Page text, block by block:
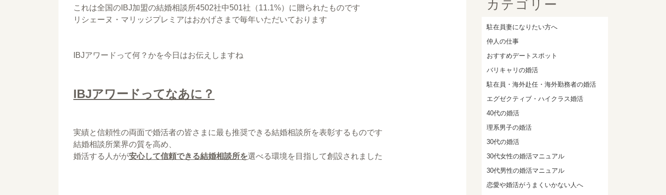
これは全国のIBJ加盟の結婚相談所4502社中501社（11.1%）に贈られたものです
リシェーヌ・マリッジプレミアはおかげさまで毎年いただいております
IBJアワードって何？かを今日はお伝えしますね
IBJアワードってなあに？
実績と信頼性の両面で婚活者の皆さまに最も推奨できる結婚相談所を表彰するものです
結婚相談所業界の質を高め、
婚活する人がが安心して信頼できる結婚相談所を選べる環境を目指して創設されました
カテゴリー
駐在員妻になりたい方へ
仲人の仕事
おすすめデートスポット
バリキャリの婚活
駐在員・海外赴任・海外勤務者の婚活
エグゼクティブ・ハイクラス婚活
40代の婚活
理系男子の婚活
30代の婚活
30代女性の婚活マニュアル
30代男性の婚活マニュアル
恋愛や婚活がうまくいかない人へ